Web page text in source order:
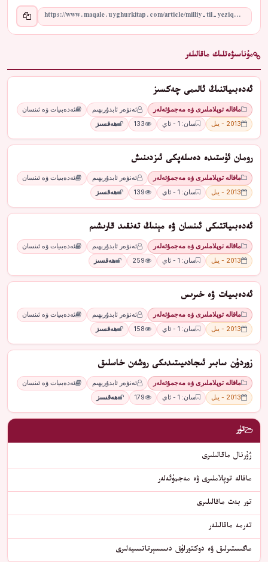
مۇناسىۋەتلىك ماقالىلەر
ئەدەبىياتنىڭ ئالىمى چەكسىز
ماقالە توپلاملىرى ۋە مەجمۇئەلەر ئەنۋەر ئابدۇرېھىم
ئەدەبىيات ۋە ئىنسان
2013 - يىل
سان: 1 - ئاي 133 ھەقسىز
رومان ئۈستىدە دەسلەپكى ئىزدىنىش
ماقالە توپلاملىرى ۋە مەجمۇئەلەر ئەنۋەر ئابدۇرېھىم
ئەدەبىيات ۋە ئىنسان
2013 - يىل
سان: 1 - ئاي 139 ھەقسىز
ئەدەبىياتتىكى ئىنسان ۋە مېنىڭ تەنقىد قارىشىم
ماقالە توپلاملىرى ۋە مەجمۇئەلەر ئەنۋەر ئابدۇرېھىم
ئەدەبىيات ۋە ئىنسان
2013 - يىل
سان: 1 - ئاي 259 ھەقسىز
ئەدەبىيات ۋە خىرىس
ماقالە توپلاملىرى ۋە مەجمۇئەلەر ئەنۋەر ئابدۇرېھىم
ئەدەبىيات ۋە ئىنسان
2013 - يىل
سان: 1 - ئاي 158 ھەقسىز
زوردۇن سابىر ئىجادىيىتىدىكى روشەن خاسلىق
ماقالە توپلاملىرى ۋە مەجمۇئەلەر ئەنۋەر ئابدۇرېھىم
ئەدەبىيات ۋە ئىنسان
2013 - يىل
سان: 1 - ئاي 179 ھەقسىز
تۈر
ژۇرنال ماقالىلىرى
ماقالە توپلاملىرى ۋە مەجمۇئەلەر
تور بەت ماقالىلىرى
تەرمە ماقالىلەر
ماگىستىرلىق ۋە دوكتورلۇق دىسسېرتاتسىيەلىرى